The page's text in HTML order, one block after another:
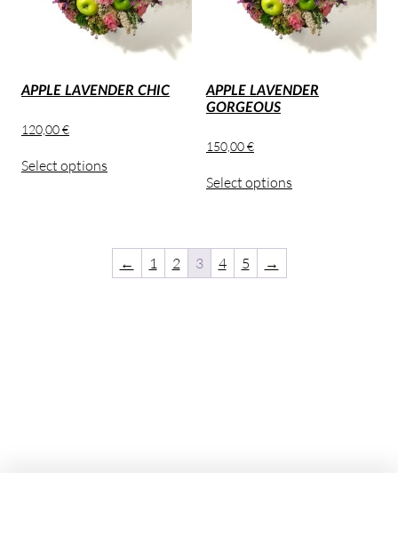
APPLE LAVENDER CHIC
120,00€
Select options
APPLE LAVENDER
GORGEOUS
150,00€
Select options
← 1 2 3 4 5 →